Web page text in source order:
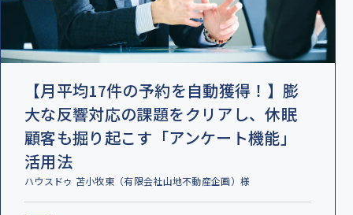
【月平均17件の予約を自動獲得！】膨
大な反響対応の課題をクリアし、休眠
顧客も掘り起こす「アンケート機能」
活用法
ハウスドゥ 苫小牧東（有限会社山地不動産企画）様